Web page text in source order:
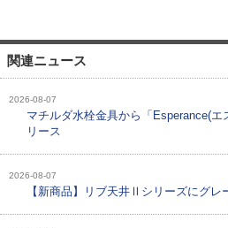
関連ニュース
2026-08-07
マチルダ水栓金具から「Esperance(エ
リース
2026-08-07
【新商品】リブ天井Ⅱシリーズにグレ